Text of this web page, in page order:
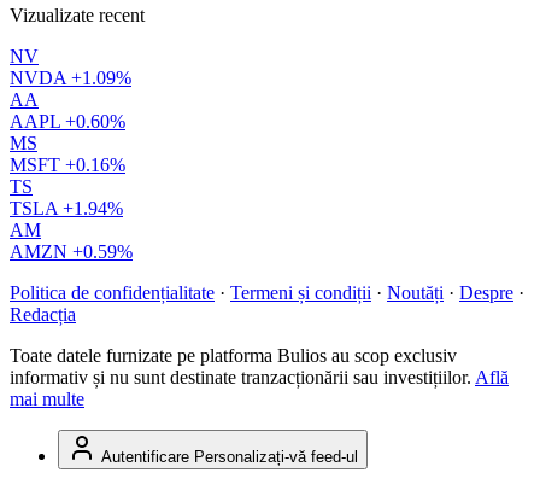
Vizualizate recent
NV
NVDA +1.09%
AA
AAPL +0.60%
MS
MSFT +0.16%
TS
TSLA +1.94%
AM
AMZN +0.59%
Politica de confidențialitate · Termeni și condiții · Noutăți · Despre ·
Redacția
Toate datele furnizate pe platforma Bulios au scop exclusiv
informativ și nu sunt destinate tranzacționării sau investițiilor. Află
mai multe
Autentificare Personalizați-vă feed-ul